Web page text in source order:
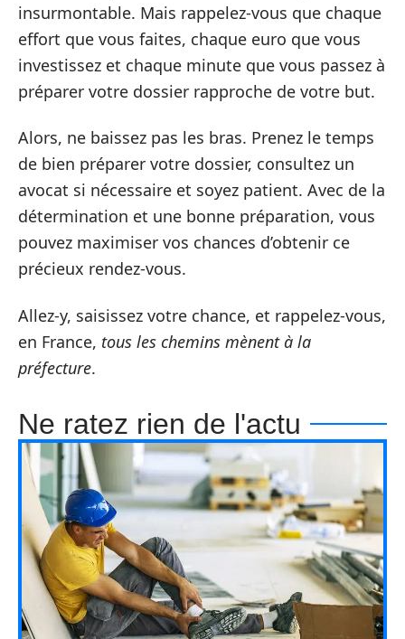
insurmontable. Mais rappelez-vous que chaque
effort que vous faites, chaque euro que vous
investissez et chaque minute que vous passez à
préparer votre dossier rapproche de votre but.
Alors, ne baissez pas les bras. Prenez le temps
de bien préparer votre dossier, consultez un
avocat si nécessaire et soyez patient. Avec de la
détermination et une bonne préparation, vous
pouvez maximiser vos chances d’obtenir ce
précieux rendez-vous.
Allez-y, saisissez votre chance, et rappelez-vous,
en France, tous les chemins mènent à la
préfecture.
Ne ratez rien de l'actu